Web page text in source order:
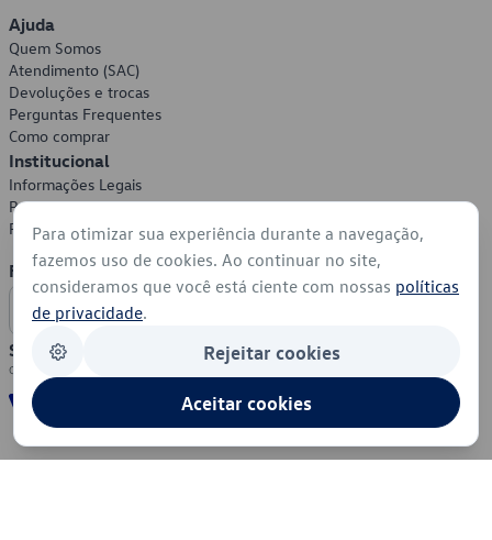
Ajuda
Quem Somos
Atendimento (SAC)
Devoluções e trocas
Perguntas Frequentes
Como comprar
Institucional
Informações Legais
Política de Privacidade
Política de Cookies
Formas de Pagamento
Segurança
Para otimizar sua experiência durante a navegação,
fazemos uso de cookies. Ao continuar no site,
consideramos que você está ciente com nossas políticas
de privacidade.
Rejeitar cookies
Aceitar cookies